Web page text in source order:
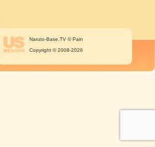
Naruto-Base.TV © Pain
Copyright © 2008-2026